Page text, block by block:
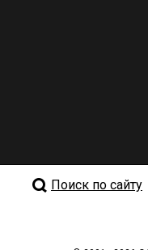
Поиск по сайту